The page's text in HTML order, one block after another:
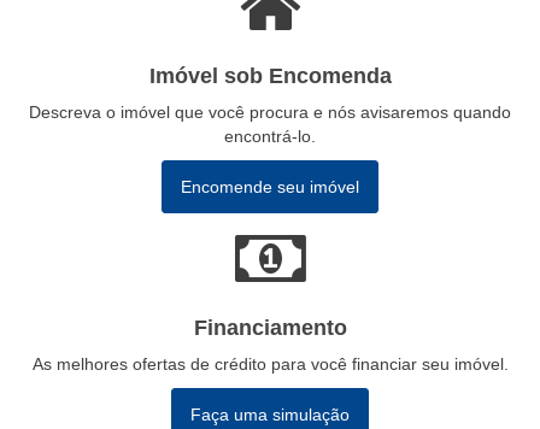
Imóvel sob Encomenda
Descreva o imóvel que você procura e nós avisaremos quando
encontrá-lo.
Encomende seu imóvel
Financiamento
As melhores ofertas de crédito para você financiar seu imóvel.
Faça uma simulação